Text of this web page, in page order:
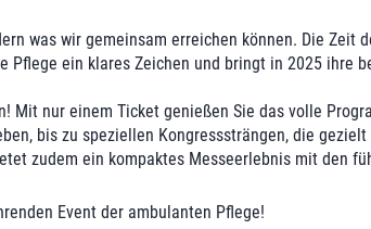
was wir gemeinsam erreichen können. Die Zeit
ein klares Zeichen und bringt in 2025 ihre
Mit nur einem Ticket genießen Sie das volle
bis zu speziellen Kongresssträngen, die
zudem ein kompaktes Messeerlebnis mit den
Event der ambulanten Pflege!